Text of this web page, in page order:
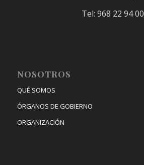
Tel: 968 22 94 00
NOSOTROS
QUÉ SOMOS
ÓRGANOS DE GOBIERNO
ORGANIZACIÓN